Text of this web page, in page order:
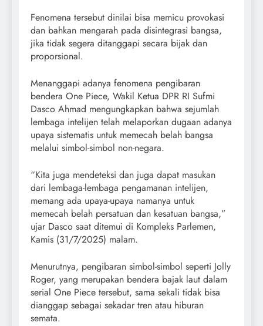
Fenomena tersebut dinilai bisa memicu provokasi
dan bahkan mengarah pada disintegrasi bangsa,
jika tidak segera ditanggapi secara bijak dan
proporsional.
Menanggapi adanya fenomena pengibaran
bendera One Piece, Wakil Ketua DPR RI Sufmi
Dasco Ahmad mengungkapkan bahwa sejumlah
lembaga intelijen telah melaporkan dugaan adanya
upaya sistematis untuk memecah belah bangsa
melalui simbol-simbol non-negara.
“Kita juga mendeteksi dan juga dapat masukan
dari lembaga-lembaga pengamanan intelijen,
memang ada upaya-upaya namanya untuk
memecah belah persatuan dan kesatuan bangsa,”
ujar Dasco saat ditemui di Kompleks Parlemen,
Kamis (31/7/2025) malam.
Menurutnya, pengibaran simbol-simbol seperti Jolly
Roger, yang merupakan bendera bajak laut dalam
serial One Piece tersebut, sama sekali tidak bisa
dianggap sebagai sekadar tren atau hiburan
semata.